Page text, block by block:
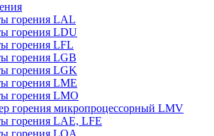
горения LAL
горения LDU
горения LFL
горения LGB
горения LGK
горения LME
горения LMO
горения микропроцессорный LMV
горения LAE, LFE
горения LOA